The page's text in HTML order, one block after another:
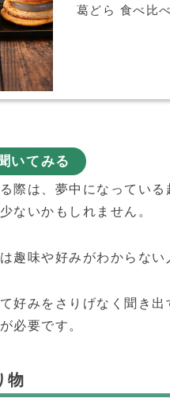
葛どら 食べ比
いてみる
際は、夢中になってい
ないかもしれません。
趣味や好みがわからない
好みをさりげなく聞き
必要です。
物